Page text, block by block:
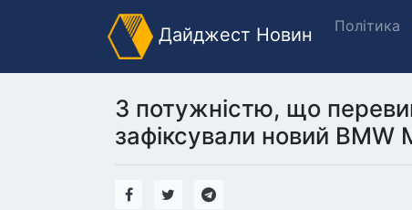
Дайджест Новин Політика
З потужністю, що
зафіксували новий BMW